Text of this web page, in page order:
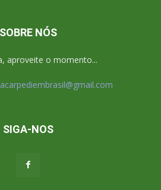
SOBRE NÓS
aproveite o momento...
SIGA-NOS